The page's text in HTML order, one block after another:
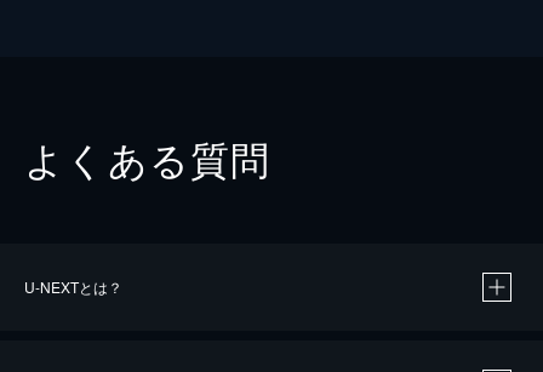
よくある質問
U-NEXTとは？